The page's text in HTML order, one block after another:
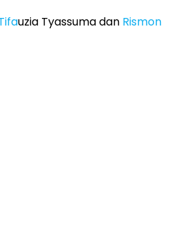
uzia Tyassuma dan Rismon